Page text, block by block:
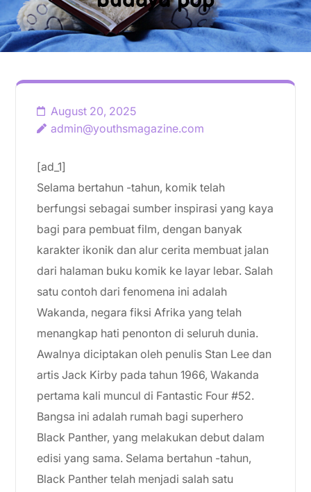
August 20, 2025
admin@youthsmagazine.com
[ad_1]
Selama bertahun -tahun, komik telah
berfungsi sebagai sumber inspirasi yang kaya
bagi para pembuat film, dengan banyak
karakter ikonik dan alur cerita membuat jalan
dari halaman buku komik ke layar lebar. Salah
satu contoh dari fenomena ini adalah
Wakanda, negara fiksi Afrika yang telah
menangkap hati penonton di seluruh dunia.
Awalnya diciptakan oleh penulis Stan Lee dan
artis Jack Kirby pada tahun 1966, Wakanda
pertama kali muncul di Fantastic Four #52.
Bangsa ini adalah rumah bagi superhero
Black Panther, yang melakukan debut dalam
edisi yang sama. Selama bertahun -tahun,
Black Panther telah menjadi salah satu